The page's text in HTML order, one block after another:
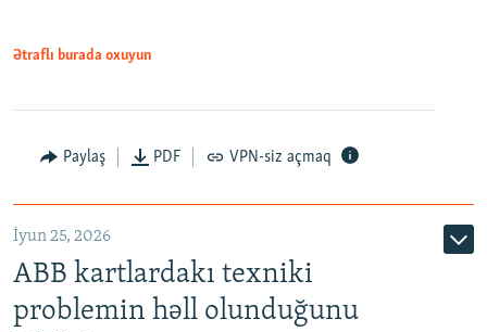
Auto 240p 360p 480p
720p 1080p
Ətraflı burada oxuyun
Paylaş PDF VPN-siz açmaq
İyun 25, 2026
ABB kartlardakı texniki
problemin həll olunduğunu